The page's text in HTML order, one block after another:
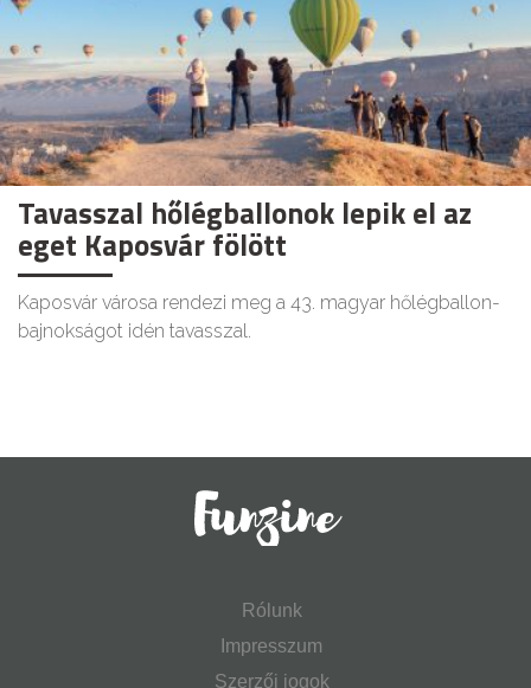
Tavasszal hőlégballonok lepik el az
eget Kaposvár fölött
Kaposvár városa rendezi meg a 43. magyar hőlégballon-
bajnokságot idén tavasszal.
Rólunk
Impresszum
Szerzői jogok